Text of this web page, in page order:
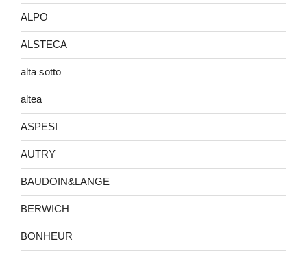
ALPO
ALSTECA
alta sotto
altea
ASPESI
AUTRY
BAUDOIN&LANGE
BERWICH
BONHEUR